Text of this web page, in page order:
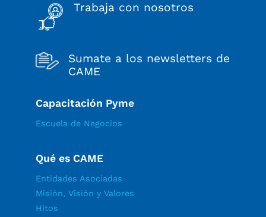
Trabaja con nosotros
Sumate a los newsletters de
CAME
Capacitación Pyme
Escuela de Negocios
Qué es CAME
Entidades Asociadas
Misión, Visión y Valores
Hitos